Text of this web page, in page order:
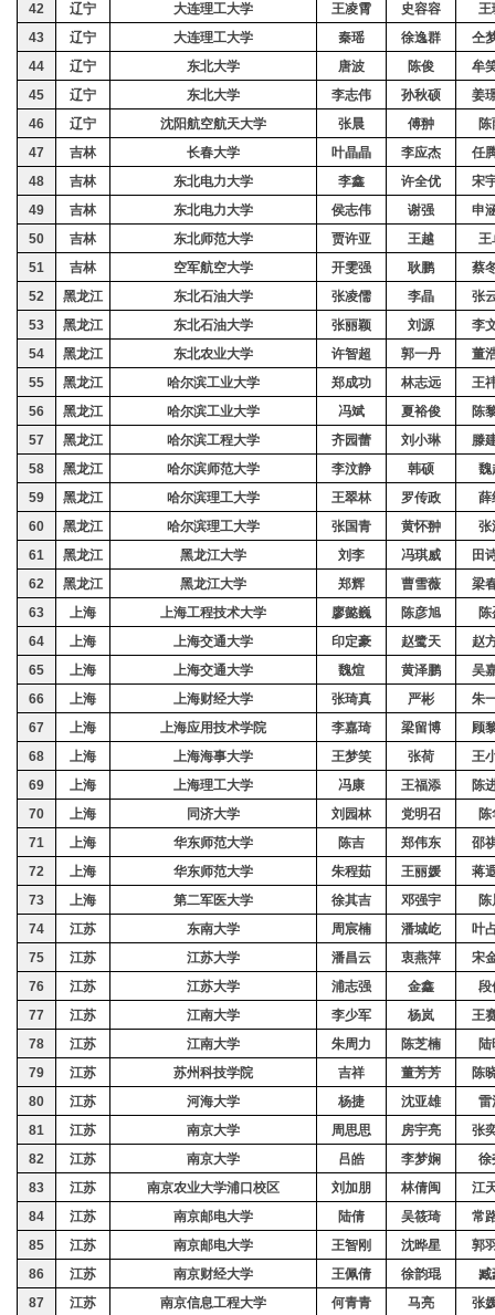
42
辽宁 大连理工大学 王凌霄 史容容
王
43
辽宁 大连理工大学 秦瑶 徐逸群
仝
44
辽宁 东北大学 唐波 陈俊
牟
45
辽宁 东北大学 李志伟 孙秋硕
姜
46
辽宁 沈阳航空航天大学 张晨 傅翀
陈
47
吉林 长春大学 叶晶晶 李应杰
任
48
吉林 东北电力大学 李鑫 许全优
宋
49
吉林 东北电力大学 侯志伟 谢强
申
50
吉林 东北师范大学 贾许亚 王越
王
51
吉林 空军航空大学 开雯强 耿鹏
蔡
52
黑龙江 东北石油大学 张凌儒 李晶
张
53
黑龙江 东北石油大学 张丽颖 刘源
李
54
黑龙江 东北农业大学 许智超 郭一丹
董
55
黑龙江 哈尔滨工业大学 郑成功 林志远
王
56
黑龙江 哈尔滨工业大学 冯斌 夏裕俊
陈
57
黑龙江 哈尔滨工程大学 齐园蕾 刘小琳
滕
58
黑龙江 哈尔滨师范大学 李汶静 韩硕
魏
59
黑龙江 哈尔滨理工大学 王翠林 罗传政
薛
60
黑龙江 哈尔滨理工大学 张国青 黄怀翀
张
61
黑龙江 黑龙江大学 刘李 冯琪威
田
62
黑龙江 黑龙江大学 郑辉 曹雪薇
梁
63
上海 上海工程技术大学 廖懿巍 陈彦旭
陈
64
上海 上海交通大学 印定豪 赵鹭天
赵
65
上海 上海交通大学 魏煊 黄泽鹏
吴
66
上海 上海财经大学 张琦真 严彬
朱
67
上海 上海应用技术学院 李嘉琦 梁留博
顾
68
上海 上海海事大学 王梦笑 张荷
王
69
上海 上海理工大学 冯康 王福添
陈
70
上海 同济大学 刘园林 党明召
陈
71
上海 华东师范大学 陈吉 郑伟东
邵
72
上海 华东师范大学 朱程茹 王丽媛
蒋
73
上海 第二军医大学 徐其吉 邓强宇
陈
74
江苏 东南大学 周宸楠 潘城屹
叶
75
江苏 江苏大学 潘昌云 衷燕萍
宋
76
江苏 江苏大学 浦志强 金鑫
段
77
江苏 江南大学 李少军 杨岚
王
78
江苏 江南大学 朱周力 陈芝楠
陆
79
江苏 苏州科技学院 吉祥 董芳芳
陈
80
江苏 河海大学 杨捷 沈亚雄
雷
81
江苏 南京大学 周思思 房宇亮
张
82
江苏 南京大学 吕皓 李梦娴
徐
83
江苏 南京农业大学浦口校区 刘加朋 林倩闽
江
84
江苏 南京邮电大学 陆倩 吴筱琦
常
85
江苏 南京邮电大学 王智刚 沈晔星
郭
86
江苏 南京财经大学 王佩倩 徐韵琨
臧
87
江苏 南京信息工程大学 何青青 马亮 张